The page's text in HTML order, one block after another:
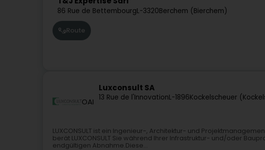
86 Rue de BettembourgL-3320Berchem (Bierchem)
Route
OAI
Luxconsult SA
13 Rue de l'InnovationL-1896Kockelscheuer
LUXCONSULT ist ein Ingenieur-, Architektur- und
berät LUXCONSULT Sie während Ihrer Infrastruktur- und/oder
endgültigen Abnahme.Diese...